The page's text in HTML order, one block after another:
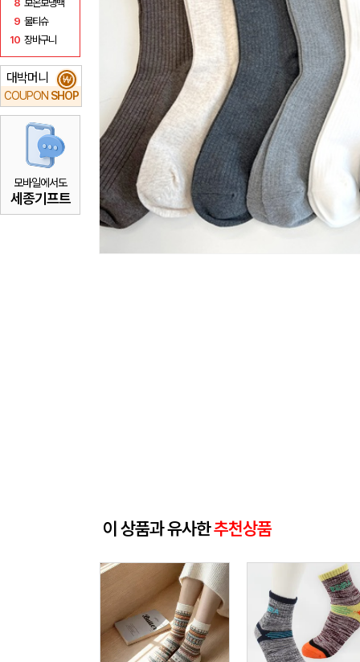
8 보온보냉백
9 물티슈
10 장바구니
대박머니
COUPON SHOP
₩
모바일에서도
세종기프트
이 상품과 유사한추천상품